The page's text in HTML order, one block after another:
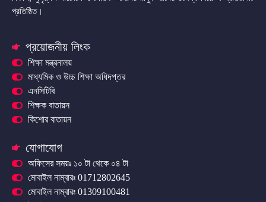
প্রতিষ্ঠিত।
প্রয়োজনীয় লিংক
শিক্ষা মন্ত্রনালয়
মাধ্যমিক ও উচ্চ শিক্ষা অধিদপ্তর
এনসিটিবি
শিক্ষক বাতায়ন
কিশোর বাতায়ন
যোগাযোগ
অফিসের সময়ঃ ১০ টা থেকে ০৪ টা
মোবাইল নাম্বারঃ 01712802645
মোবাইল নাম্বারঃ 01309100481